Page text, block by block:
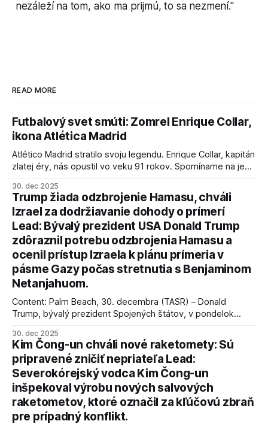
nezáleží na tom, ako ma prijmú, to sa nezmení."
READ MORE
Futbalový svet smúti: Zomrel Enrique Collar,
ikona Atlética Madrid
Atlético Madrid stratilo svoju legendu. Enrique Collar, kapitán
zlatej éry, nás opustil vo veku 91 rokov. Spomíname na jeho
30. dec 2025
Trump žiada odzbrojenie Hamasu, chváli
Izrael za dodržiavanie dohody o prímerí
Lead: Bývalý prezident USA Donald Trump
zdôraznil potrebu odzbrojenia Hamasu a
ocenil prístup Izraela k plánu prímeria v
pásme Gazy počas stretnutia s Benjaminom
Netanjahuom.
Content: Palm Beach, 30. decembra (TASR) – Donald
Trump, bývalý prezident Spojených štátov, v pondelok
kľúčové pre úspešné dosiahnutie prímeria v Gaze. Agentúra
AFP informuje, že Trump vyjadril presvedčenie, že Izrael plní
podmienky dohody o prí
30. dec 2025
Kim Čong-un chváli nové raketomety: Sú
pripravené zničiť nepriateľa Lead:
Severokórejský vodca Kim Čong-un
inšpekoval výrobu nových salvových
raketometov, ktoré označil za kľúčovú zbraň
pre prípadný konflikt.